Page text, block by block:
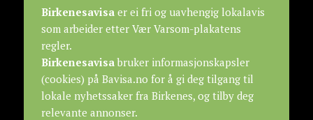
Birkenesavisaer ei fri og uavhengig lokalavis
som arbeider etter Vær Varsom-plakatens
regler.
Birkenesavisabruker informasjonskapsler
(cookies) på Bavisa.no for å gi deg tilgang til
lokale nyhetssaker fra Birkenes, og tilby deg
relevante annonser.